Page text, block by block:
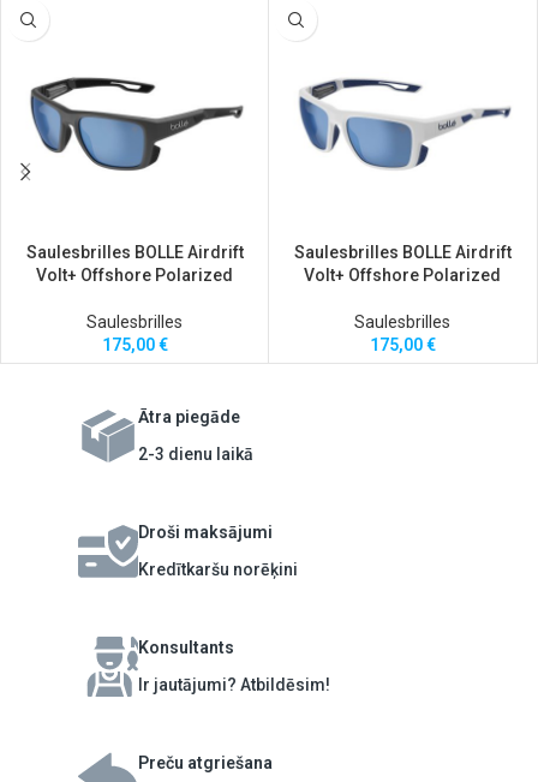
Saulesbrilles BOLLE Airdrift
Volt+ Offshore Polarized
Saulesbrilles
175,00€
Saulesbrilles BOLLE Airdrift
Volt+ Offshore Polarized
Saulesbrilles
175,00€
Ātra piegāde
2-3 dienu laikā
Droši maksājumi
Kredītkaršu norēķini
Konsultants
Ir jautājumi? Atbildēsim!
Preču atgriešana